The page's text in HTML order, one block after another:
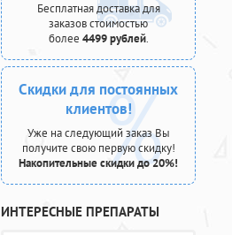
Бесплатная доставка для
заказов стоимостью
более 4499 рублей.
Скидки для постоянных
клиентов!
Уже на следующий заказ Вы
получите свою первую скидку!
Накопительные скидки до 20%!
ИНТЕРЕСНЫЕ ПРЕПАРАТЫ